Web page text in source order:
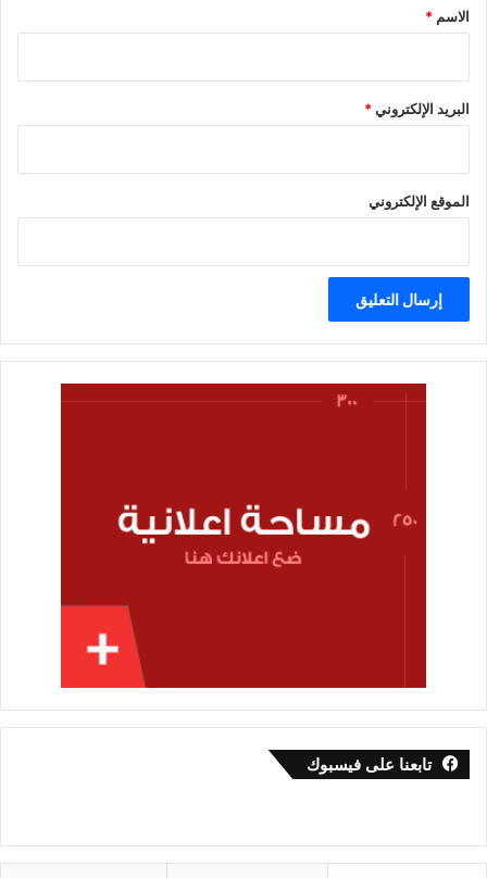
*
الاسم *
البريد الإلكتروني*
الموقع الإلكتروني
تابعنا على فيسبوك